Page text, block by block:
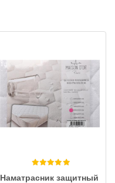
Наматрасник защитный